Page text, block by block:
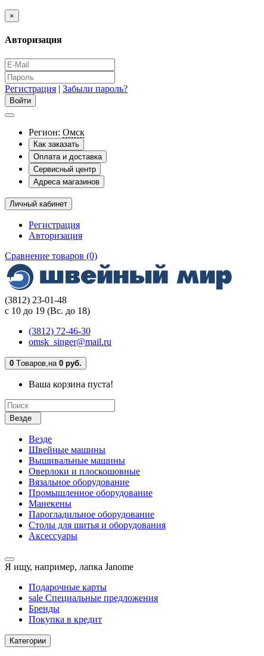
×
Авторизация
Регистрация | Забыли пароль?
Регион: Омск
Как заказать
Оплата и доставка
Сервисный центр
Адреса магазинов
Личный кабинет
Регистрация
Авторизация
Сравнение товаров (0)
(3812) 23-01-48
с 10 до 19 (Вс. до 18)
(3812) 72-46-30
omsk_singer@mail.ru
0 Tоваров,на 0 руб.
Ваша корзина пуста!
Везде
Везде
Швейные машины
Вышивальные машины
Оверлоки и плоскошовные
Вязальное оборудование
Промышленное оборудование
Манекены
Парогладильное оборудование
Столы для шитья и оборудования
Аксессуары
Я ищу, например, лапка Janome
Подарочные карты
sale Специальные предложения
Бренды
Покупка в кредит
Категории